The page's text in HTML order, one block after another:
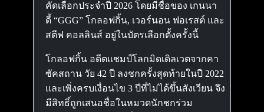
คัดเลือกประจำปี 2026 โดยมีชื่อของ เกนนา
ดี้ “GGG” โกลอฟกิ้น, เวอร์นอน ฟอเรสต์ และ
สตีฟ คอลลินส์ อยู่ในบัตรเลือกตั้งครั้งนี้
โกลอฟกิ้น อดีตแชมป์โลกมิดเดิลเวตจากคา
ซัคสถาน วัย 42 ปี ลงชกครั้งสุดท้ายในปี 2022
และเพิ่งครบเงื่อนไข 3 ปีที่ไม่ได้ขึ้นสังเวียน จึง
มีสิทธิ์ถูกเสนอชื่อในหมวดนักชกร่วม